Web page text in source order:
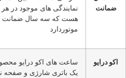
ضمانت
نمایندگی های موجود در
هست که سه سال ضمانت
موتوردارد
اکو درایو
ساعت های اکو درایو
یک باتری شارژی و صفحه